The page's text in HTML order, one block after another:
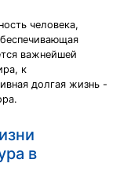
человека,
важнейшей
к
долгая жизнь -
в